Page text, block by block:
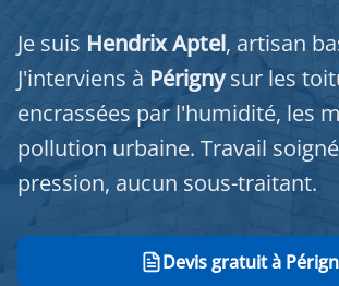
Je suis Hendrix Aptel, artisan
J'interviens à Périgny sur les
encrassées par l'humidité, les
pollution urbaine. Travail
pression, aucun sous-traitant.
Devis gratuit à